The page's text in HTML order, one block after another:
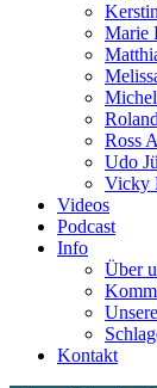
Marie
Ross
Udo
Vicky
Videos
Podcast
Info
Über
Kontakt